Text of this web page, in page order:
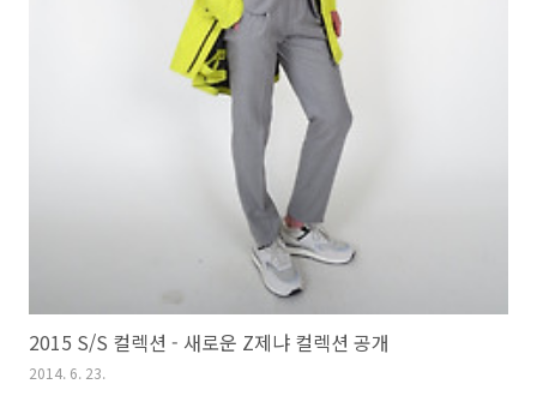
2015 S/S 컬렉션 - 새로운 Z제냐 컬렉션 공개
2014. 6. 23.